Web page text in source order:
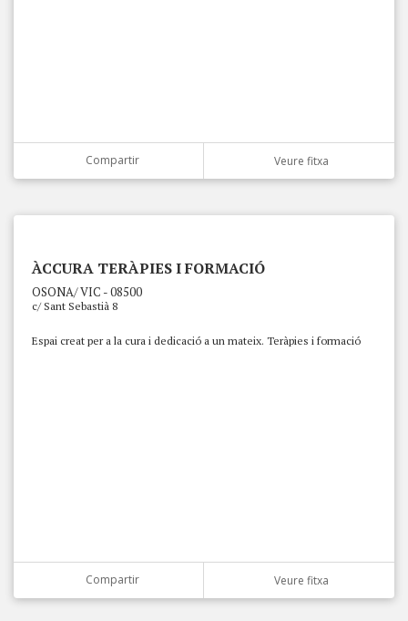
Compartir Veure fitxa
ÀCCURA TERÀPIES I FORMACIÓ
OSONA/ VIC - 08500
c/ Sant Sebastià 8
Espai creat per a la cura i dedicació a un mateix. Teràpies i formació
Compartir Veure fitxa